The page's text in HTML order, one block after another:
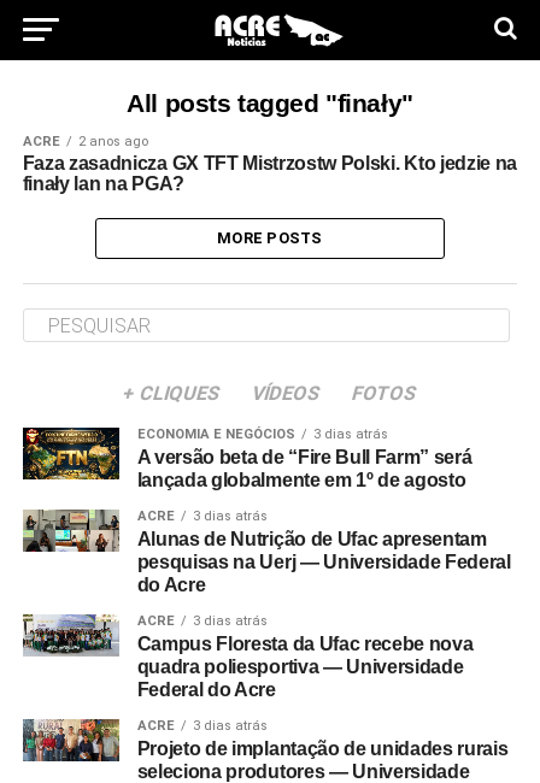
All posts tagged "finały"
ACRE 2 anos ago
Faza zasadnicza GX TFT Mistrzostw Polski. Kto jedzie na
finały lan na PGA?
MORE POSTS
+ CLIQUES VÍDEOS FOTOS
ECONOMIA E NEGÓCIOS 3 dias atrás
A versão beta de “Fire Bull Farm” será
lançada globalmente em 1º de agosto
ACRE 3 dias atrás
Alunas de Nutrição de Ufac apresentam
pesquisas na Uerj — Universidade Federal
do Acre
ACRE 3 dias atrás
Campus Floresta da Ufac recebe nova
quadra poliesportiva — Universidade
Federal do Acre
ACRE 3 dias atrás
Projeto de implantação de unidades rurais
seleciona produtores — Universidade